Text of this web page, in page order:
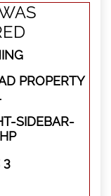
PROPERTY
SIDEBAR-
3